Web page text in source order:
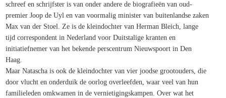
schreef en schrijfster is van onder andere de biografieën van oud-
premier Joop de Uyl en van voormalig minister van buitenlandse zaken
Max van der Stoel. Ze is de kleindochter van Herman Bleich, lange
tijd correspondent in Nederland voor Duitstalige kranten en
initiatiefnemer van het bekende perscentrum Nieuwspoort in Den
Haag.
Maar Natascha is ook de kleindochter van vier joodse grootouders, die
door vlucht en onderduik de oorlog overleefden, waar veel van hun
familieleden omkwamen in de vernietigingskampen. Over wat het